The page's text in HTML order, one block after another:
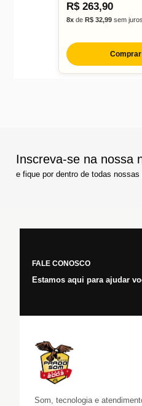
R$ 263,90
8x de R$ 32,99 sem juros
Comprar
Inscreva-se na nossa
e fique por dentro de todas
FALE CONOSCO
Estamos aqui para ajudar
Som, tecnologia e